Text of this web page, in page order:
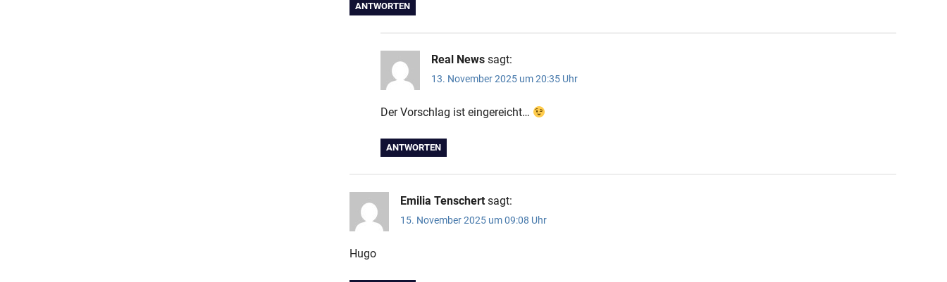
ANTWORTEN
Real News sagt:
13. November 2025 um 20:35 Uhr
Der Vorschlag ist eingereicht…
ANTWORTEN
Emilia Tenschert sagt:
15. November 2025 um 09:08 Uhr
Hugo